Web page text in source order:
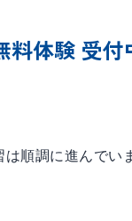
料体験 受
順調に進んでい